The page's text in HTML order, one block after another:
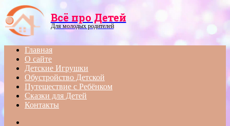
Menu
Всё про Детей
Для молодых родителей
Главная
О сайте
Детские Игрушки
Обустройство Детской
Путешествие с Ребёнком
Сказки для Детей
Контакты